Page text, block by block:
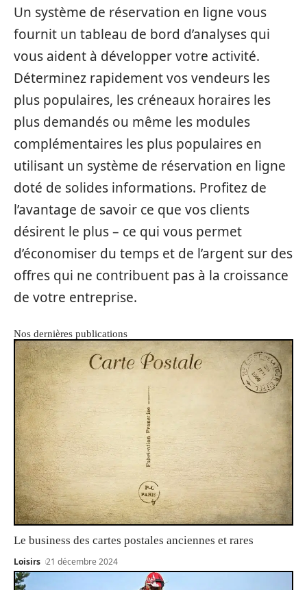
Un système de réservation en ligne vous
fournit un tableau de bord d’analyses qui
vous aident à développer votre activité.
Déterminez rapidement vos vendeurs les
plus populaires, les créneaux horaires les
plus demandés ou même les modules
complémentaires les plus populaires en
utilisant un système de réservation en ligne
doté de solides informations. Profitez de
l’avantage de savoir ce que vos clients
désirent le plus – ce qui vous permet
d’économiser du temps et de l’argent sur des
offres qui ne contribuent pas à la croissance
de votre entreprise.
Nos dernières publications
Le business des cartes postales anciennes et rares
Loisirs 21 décembre 2024